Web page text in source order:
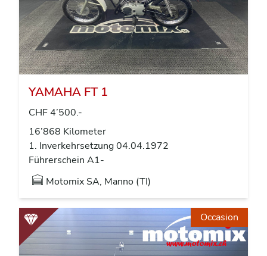
YAMAHA FT 1
CHF 4’500.-
16’868 Kilometer
1. Inverkehrsetzung 04.04.1972
Führerschein A1-
Motomix SA, Manno (TI)
Occasion